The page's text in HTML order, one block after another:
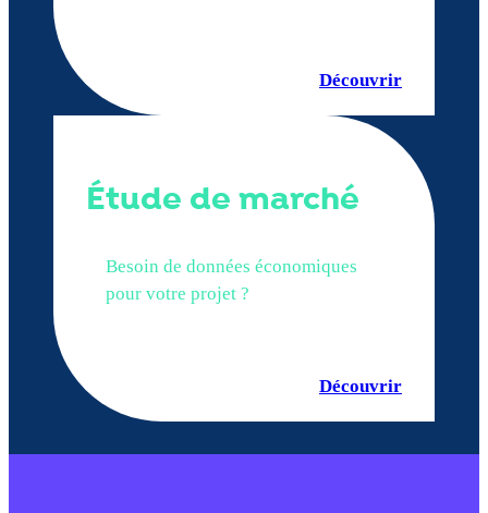
Découvrir
Étude de marché
Besoin de données économiques
pour votre projet ?
Découvrir